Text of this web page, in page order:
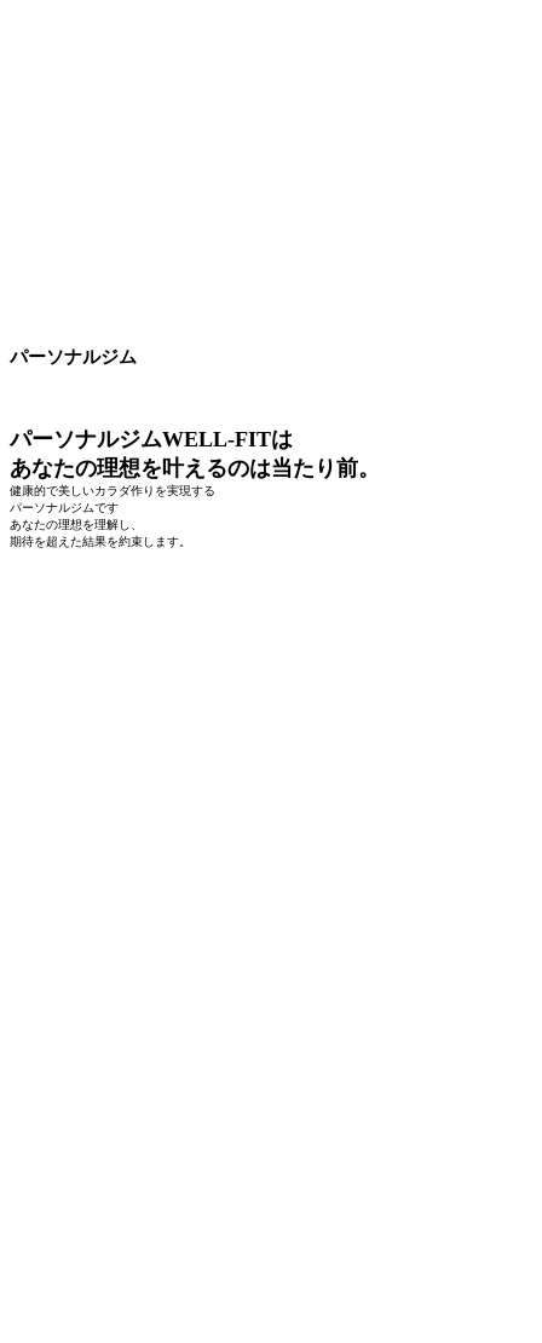
パーソナルジム
パーソナルジムWELL-FITは
あなたの理想を叶えるのは当たり前。
健康的で美しいカラダ作りを実現する
パーソナルジムです
あなたの理想を理解し、
期待を超えた結果を約束します。